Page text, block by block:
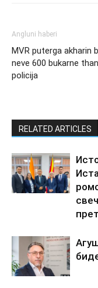
Angluni haberi
MVR puterga akharin
neve 600 bukarne
policija
RELATED ARTICLES